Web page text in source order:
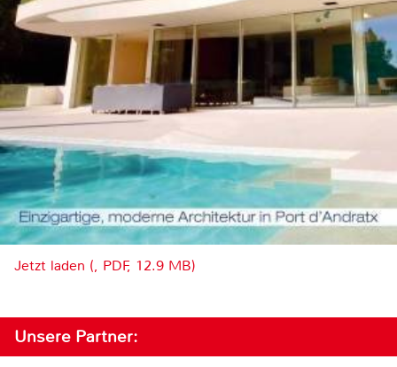
Jetzt laden (, PDF, 12.9 MB)
Unsere Partner: